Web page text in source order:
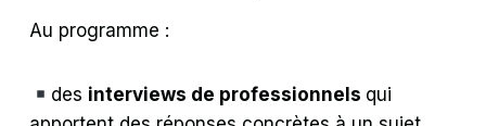
Au programme :
des interviews de professionnels qui